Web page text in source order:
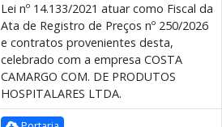
Lei nº 14.133/2021 atuar como Fiscal da
Ata de Registro de Preços nº 250/2026
e contratos provenientes desta,
celebrado com a empresa COSTA
CAMARGO COM. DE PRODUTOS
HOSPITALARES LTDA.